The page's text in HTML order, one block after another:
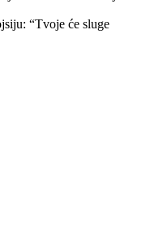
“Tvoje će sluge